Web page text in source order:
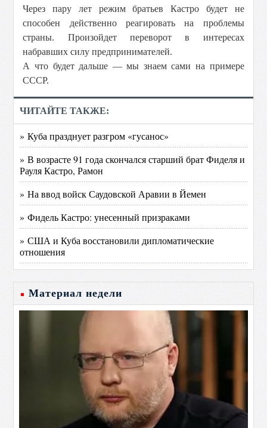
Через пару лет режим братьев Кастро будет не
способен действенно реагировать на проблемы
страны. Произойдет переворот в интересах
набравших силу предпринимателей.
А что будет дальше — мы знаем сами на примере
СССР.
ЧИТАЙТЕ ТАКЖЕ:
» Куба празднует разгром «гусанос»
» В возрасте 91 года скончался старший брат Фиделя и
Рауля Кастро, Рамон
» На ввод войск Саудовской Аравии в Йемен
» Фидель Кастро: унесенный призраками
» США и Куба восстановили дипломатические
отношения
Материал недели